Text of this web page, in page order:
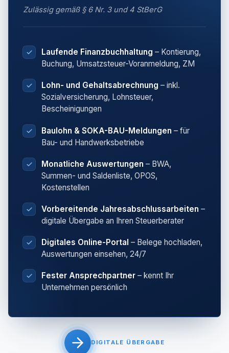
Zulässig gemäß § 6 Nr. 3 und 4 StBerG
Laufende Finanzbuchhaltung – Kontierung,
Buchung, Umsatzsteuer-Voranmeldung, ZM
Lohn- und Gehaltsabrechnung – inkl.
Sozialversicherung, Lohnsteuer,
Bescheinigungen
Baulohn & SOKA-BAU-Meldungen – für
Bau- und Handwerksbetriebe
Monatliche Auswertungen – BWA,
Summen- und Saldenliste, OPOS,
Kostenstellen
Vorbereitende Jahresabschlussarbeiten –
digitale Übergabe an Ihren Steuerberater
Digitales Online-Portal – Belege hochladen,
Auswertungen einsehen, 24/7
Fester Ansprechpartner – kennt Ihr
Unternehmen persönlich
DIGITALE ÜBERGABE